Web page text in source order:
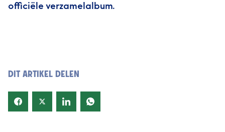
officiële verzamelalbum.
DIT ARTIKEL DELEN